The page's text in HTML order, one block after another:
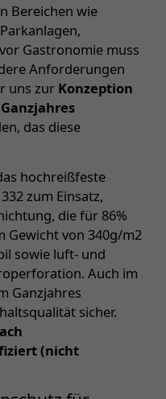
Bereichen wie
Gastronomie muss
Anforderungen
uns zur Konzeption
das diese
hochreißfeste
zum Einsatz,
die für 86%
Gewicht von 340g/m2
sowie luft- und
Auch im
Ganzjahres
sicher.
(nicht